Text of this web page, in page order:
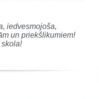
iedvesmojoša,
un priekšlikumiem!
skola!